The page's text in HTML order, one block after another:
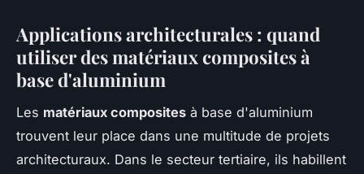
Applications architecturales : quand
utiliser des matériaux composites à
base d'aluminium
Les matériaux composites à base d'aluminium
trouvent leur place dans une multitude de projets
architecturaux. Dans le secteur tertiaire, ils habillent